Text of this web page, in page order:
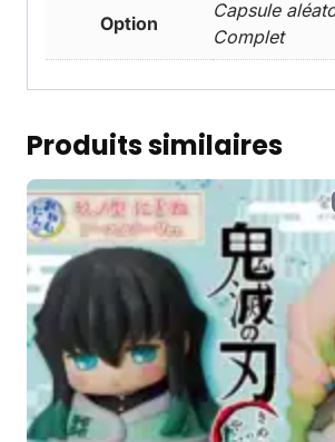
Option
Capsule
Complet
Produits similaires